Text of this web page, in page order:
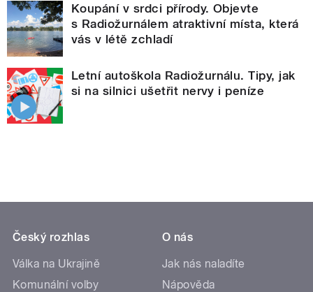
Koupání v srdci přírody. Objevte
s Radiožurnálem atraktivní místa, která
vás v létě zchladí
Letní autoškola Radiožurnálu. Tipy, jak
si na silnici ušetřit nervy i peníze
Český rozhlas
Válka na Ukrajině
Komunální volby
O nás
Jak nás naladíte
Nápověda